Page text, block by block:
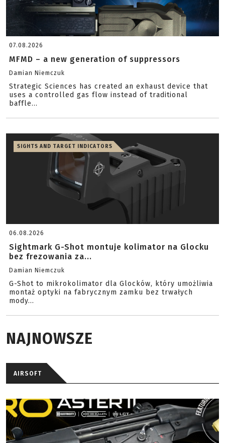
07.08.2026
MFMD – a new generation of suppressors
Damian Niemczuk
Strategic Sciences has created an exhaust device that
uses a controlled gas flow instead of traditional
baffle...
SIGHTS AND TARGET INDICATORS
06.08.2026
Sightmark G-Shot montuje kolimator na Glocku
bez frezowania za...
Damian Niemczuk
G-Shot to mikrokolimator dla Glocków, który umożliwia
montaż optyki na fabrycznym zamku bez trwałych
mody...
NAJNOWSZE
AIRSOFT